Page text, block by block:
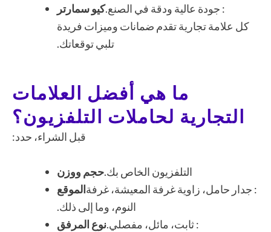
كيو سمارتر: جودة عالية ودقة في الصنع.
كل علامة تجارية تقدم ضمانات وميزات فريدة
تلبي توقعاتك.
ما هي أفضل العلامات
التجارية لحاملات التلفزيون؟
قبل الشراء، حدد:
حجم ووزنالتلفزيون الخاص بك.
الموقع: جدار حامل، زاوية غرفة المعيشة، غرفة
النوم، وما إلى ذلك.
نوع المرفق: ثابت، مائل، مفصلي.